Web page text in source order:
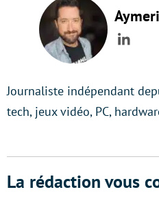
Journaliste indépendant
tech, jeux vidéo, PC,
La rédaction vous